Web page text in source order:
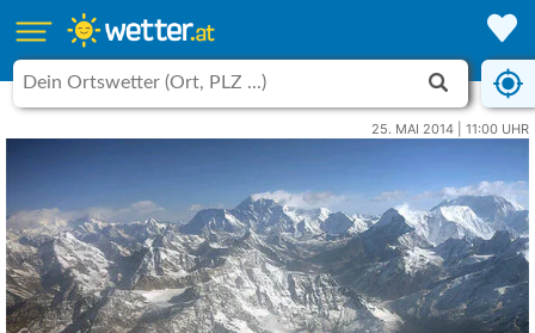
25. MAI 2014 | 11:00 UHR